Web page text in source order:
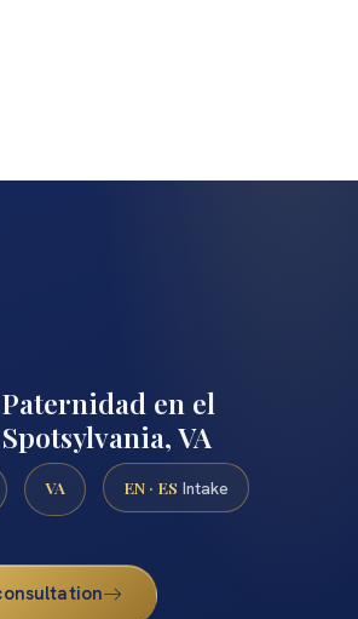
en el
VA
VA EN · ES Intake